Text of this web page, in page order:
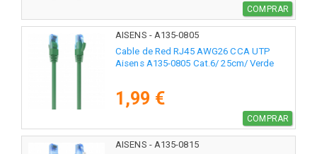
COMPRAR
AISENS - A135-0805
Cable de Red RJ45 AWG26 CCA UTP
Aisens A135-0805 Cat.6/ 25cm/ Verde
1,99 €
COMPRAR
AISENS - A135-0815